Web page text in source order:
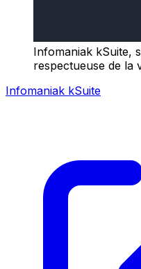
Infomaniak kSuite,
respectueuse de la
Infomaniak kSuite